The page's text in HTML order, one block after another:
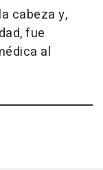
cabeza y,
fue
al